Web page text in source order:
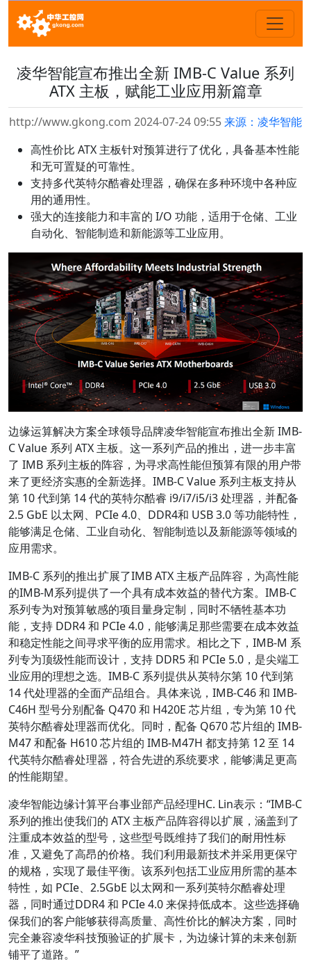
凌华智能宣布推出全新 IMB-C Value 系列
ATX 主板，赋能工业应用新篇章
http://www.gkong.com 2024-07-24 09:55来源：凌华智能
高性价比 ATX 主板针对预算进行了优化，具备基本性能
和无可置疑的可靠性。
支持多代英特尔酷睿处理器，确保在多种环境中各种应
用的通用性。
强大的连接能力和丰富的 I/O 功能，适用于仓储、工业
自动化、智能制造和新能源等工业应用。
边缘运算解决方案全球领导品牌凌华智能宣布推出全新 IMB-
C Value 系列 ATX 主板。这一系列产品的推出，进一步丰富
了 IMB 系列主板的阵容，为寻求高性能但预算有限的用户带
来了更经济实惠的全新选择。IMB-C Value 系列主板支持从
第 10 代到第 14 代的英特尔酷睿 i9/i7/i5/i3 处理器，并配备
2.5 GbE 以太网、PCIe 4.0、DDR4和 USB 3.0 等功能特性，
能够满足仓储、工业自动化、智能制造以及新能源等领域的
应用需求。
IMB-C 系列的推出扩展了IMB ATX 主板产品阵容，为高性能
的IMB-M系列提供了一个具有成本效益的替代方案。IMB-C
系列专为对预算敏感的项目量身定制，同时不牺牲基本功
能，支持 DDR4 和 PCIe 4.0，能够满足那些需要在成本效益
和稳定性能之间寻求平衡的应用需求。相比之下，IMB-M 系
列专为顶级性能而设计，支持 DDR5 和 PCIe 5.0，是尖端工
业应用的理想之选。IMB-C 系列提供从英特尔第 10 代到第
14 代处理器的全面产品组合。具体来说，IMB-C46 和 IMB-
C46H 型号分别配备 Q470 和 H420E 芯片组，专为第 10 代
英特尔酷睿处理器而优化。同时，配备 Q670 芯片组的 IMB-
M47 和配备 H610 芯片组的 IMB-M47H 都支持第 12 至 14
代英特尔酷睿处理器，符合先进的系统要求，能够满足更高
的性能期望。
凌华智能边缘计算平台事业部产品经理HC. Lin表示：“IMB-C
系列的推出使我们的 ATX 主板产品阵容得以扩展，涵盖到了
注重成本效益的型号，这些型号既维持了我们的耐用性标
准，又避免了高昂的价格。我们利用最新技术并采用更保守
的规格，实现了最佳平衡。该系列包括工业应用所需的基本
特性，如 PCIe、2.5GbE 以太网和一系列英特尔酷睿处理
器，同时通过DDR4 和 PCIe 4.0 来保持低成本。这些选择确
保我们的客户能够获得高质量、高性价比的解决方案，同时
完全兼容凌华科技预验证的扩展卡，为边缘计算的未来创新
铺平了道路。”